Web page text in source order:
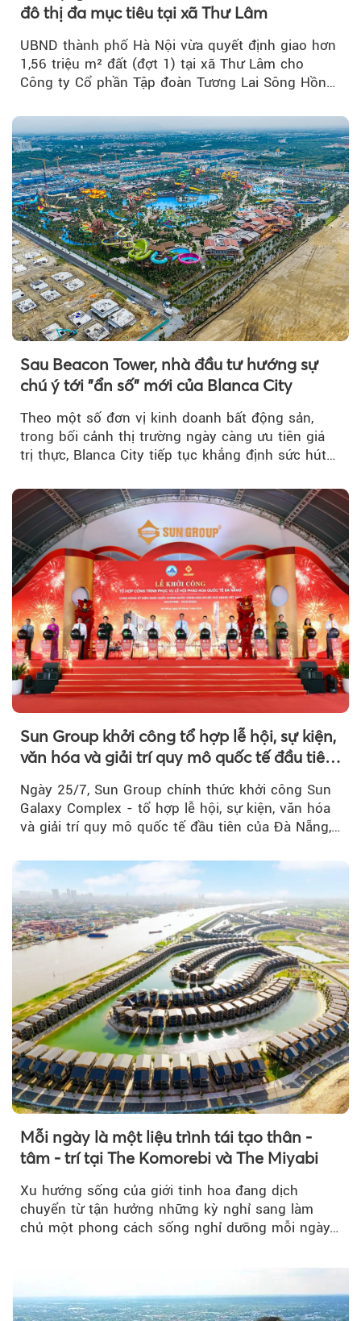
đô thị đa mục tiêu tại xã Thư Lâm
UBND thành phố Hà Nội vừa quyết định giao hơn
1,56 triệu m² đất (đợt 1) tại xã Thư Lâm cho
Công ty Cổ phần Tập đoàn Tương Lai Sông Hồng
Sau Beacon Tower, nhà đầu tư hướng sự
chú ý tới "ẩn số" mới của Blanca City
Theo một số đơn vị kinh doanh bất động sản,
trong bối cảnh thị trường ngày càng ưu tiên giá
trị thực, Blanca City tiếp tục khẳng định sức hút
Sun Group khởi công tổ hợp lễ hội, sự kiện,
văn hóa và giải trí quy mô quốc tế đầu tiên
Ngày 25/7, Sun Group chính thức khởi công Sun
Galaxy Complex - tổ hợp lễ hội, sự kiện, văn hóa
và giải trí quy mô quốc tế đầu tiên của Đà Nẵng,…
Mỗi ngày là một liệu trình tái tạo thân -
tâm - trí tại The Komorebi và The Miyabi
Xu hướng sống của giới tinh hoa đang dịch
chuyển từ tận hưởng những kỳ nghỉ sang làm
chủ một phong cách sống nghỉ dưỡng mỗi ngày…